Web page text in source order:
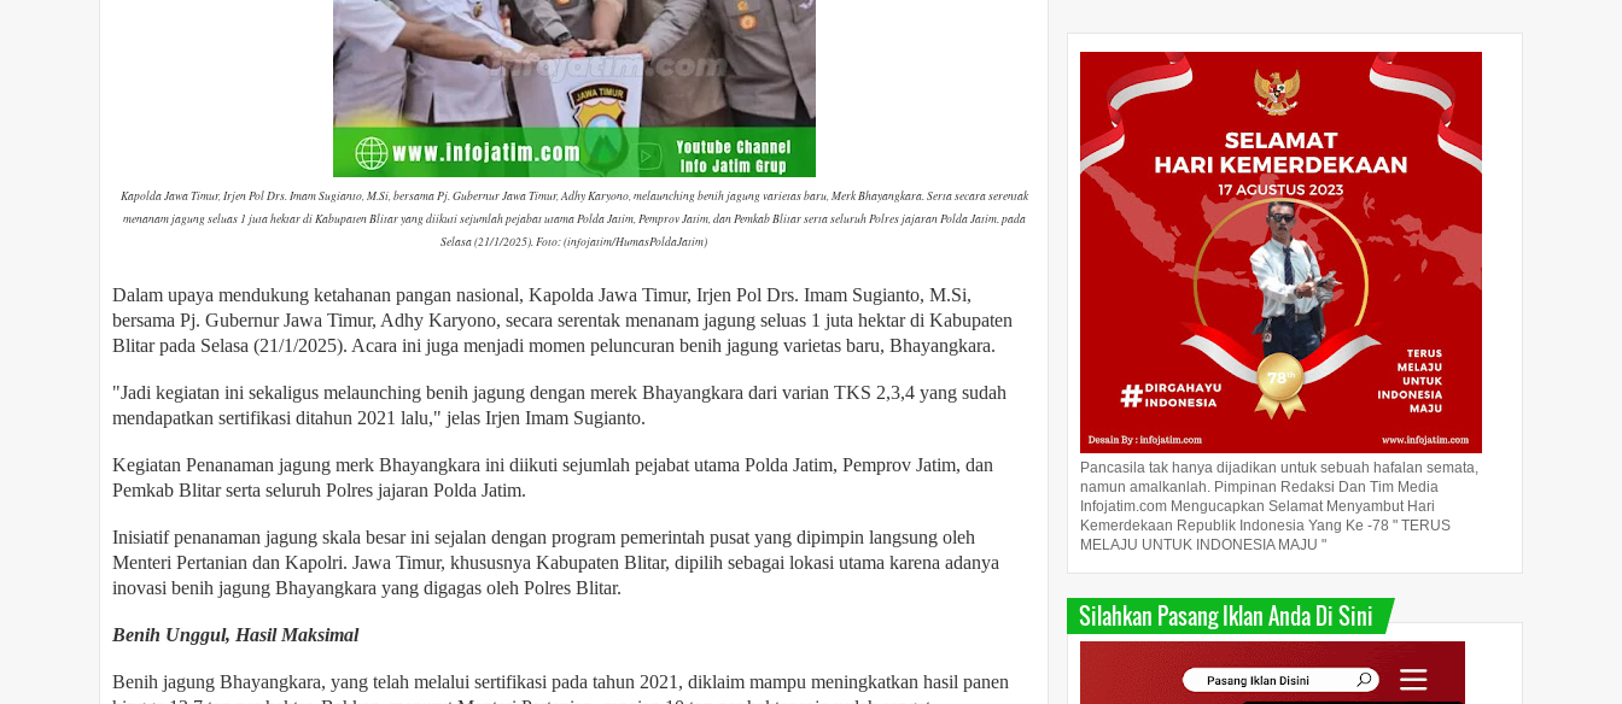
Kapolda Jawa Timur, Irjen Pol Drs. Imam Sugianto, M.Si, bersama Pj. Gubernur Jawa Timur, Adhy Karyono, melaunching benih jagung varietas baru, Merk Bhayangkara. Serta secara serentak
menanam jagung seluas 1 juta hektar di Kabupaten Blitar yang diikuti sejumlah pejabat utama Polda Jatim, Pemprov Jatim, dan Pemkab Blitar serta seluruh Polres jajaran Polda Jatim. pada
Selasa (21/1/2025). Foto: (infojatim/HumasPoldaJatim)
Dalam upaya mendukung ketahanan pangan nasional, Kapolda Jawa Timur, Irjen Pol Drs. Imam Sugianto, M.Si,
bersama Pj. Gubernur Jawa Timur, Adhy Karyono, secara serentak menanam jagung seluas 1 juta hektar di Kabupaten
Blitar pada Selasa (21/1/2025). Acara ini juga menjadi momen peluncuran benih jagung varietas baru, Bhayangkara.
"Jadi kegiatan ini sekaligus melaunching benih jagung dengan merek Bhayangkara dari varian TKS 2,3,4 yang sudah
mendapatkan sertifikasi ditahun 2021 lalu," jelas Irjen Imam Sugianto.
Kegiatan Penanaman jagung merk Bhayangkara ini diikuti sejumlah pejabat utama Polda Jatim, Pemprov Jatim, dan
Pemkab Blitar serta seluruh Polres jajaran Polda Jatim.
Inisiatif penanaman jagung skala besar ini sejalan dengan program pemerintah pusat yang dipimpin langsung oleh
Menteri Pertanian dan Kapolri. Jawa Timur, khususnya Kabupaten Blitar, dipilih sebagai lokasi utama karena adanya
inovasi benih jagung Bhayangkara yang digagas oleh Polres Blitar.
Benih Unggul, Hasil Maksimal
Benih jagung Bhayangkara, yang telah melalui sertifikasi pada tahun 2021, diklaim mampu meningkatkan hasil panen
Pancasila tak hanya dijadikan untuk sebuah hafalan semata,
namun amalkanlah. Pimpinan Redaksi Dan Tim Media
Infojatim.com Mengucapkan Selamat Menyambut Hari
Kemerdekaan Republik Indonesia Yang Ke -78 " TERUS
MELAJU UNTUK INDONESIA MAJU "
Silahkan Pasang Iklan Anda Di Sini